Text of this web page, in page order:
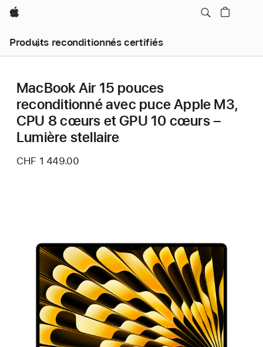
Apple
Produits reconditionnés certifiés
MacBook Air 15 pouces
reconditionné avec puce Apple M3,
CPU 8 cœurs et GPU 10 cœurs –
Lumière stellaire
CHF 1 449.00